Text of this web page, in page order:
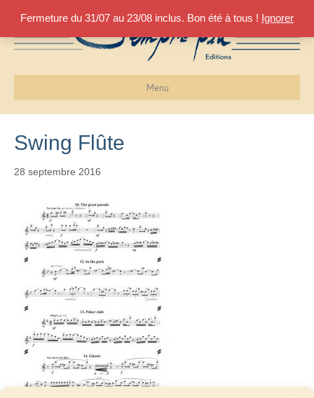
Fermeture du 31/07 au 23/08 inclus. Bon été à tous ! Ignorer
Menu
Swing Flûte
28 septembre 2016